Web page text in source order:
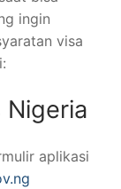
ingin
visa
Nigeria
aplikasi